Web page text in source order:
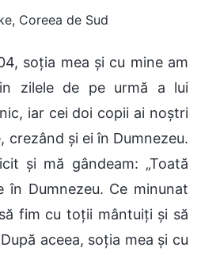
Coreea de Sud
soția mea și cu mine am
zilele de pe urmă a lui
iar cei doi copii ai noștri
crezând și ei în Dumnezeu.
și mă gândeam: „Toată
în Dumnezeu. Ce minunat
fim cu toții mântuiți și să
aceea, soția mea și cu